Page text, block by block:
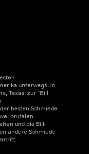
unterwegs. In
Texas, zur "Bill
besten Schmiede
brutalen
und die Bill-
andere Schmiede